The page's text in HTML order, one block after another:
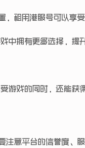
租用港服号可以享
中拥有更多选择，提
游戏的同时，还能获
意平台的信誉度、服